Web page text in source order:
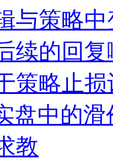
与策略
续的回
策略止
盘中的
教